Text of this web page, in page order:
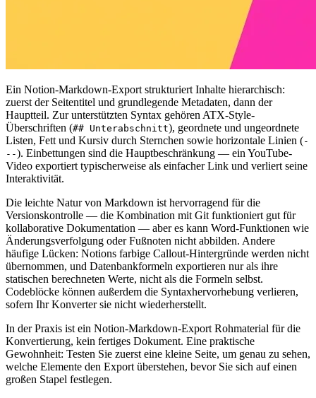
Ein Notion-Markdown-Export strukturiert Inhalte hierarchisch:
zuerst der Seitentitel und grundlegende Metadaten, dann der
Hauptteil. Zur unterstützten Syntax gehören ATX-Style-
Überschriften (## Unterabschnitt), geordnete und ungeordnete
Listen, Fett und Kursiv durch Sternchen sowie horizontale Linien (-
--). Einbettungen sind die Hauptbeschränkung — ein YouTube-
Video exportiert typischerweise als einfacher Link und verliert seine
Interaktivität.
Die leichte Natur von Markdown ist hervorragend für die
Versionskontrolle — die Kombination mit Git funktioniert gut für
kollaborative Dokumentation — aber es kann Word-Funktionen wie
Änderungsverfolgung oder Fußnoten nicht abbilden. Andere
häufige Lücken: Notions farbige Callout-Hintergründe werden nicht
übernommen, und Datenbankformeln exportieren nur als ihre
statischen berechneten Werte, nicht als die Formeln selbst.
Codeblöcke können außerdem die Syntaxhervorhebung verlieren,
sofern Ihr Konverter sie nicht wiederherstellt.
In der Praxis ist ein Notion-Markdown-Export Rohmaterial für die
Konvertierung, kein fertiges Dokument. Eine praktische
Gewohnheit: Testen Sie zuerst eine kleine Seite, um genau zu sehen,
welche Elemente den Export überstehen, bevor Sie sich auf einen
großen Stapel festlegen.